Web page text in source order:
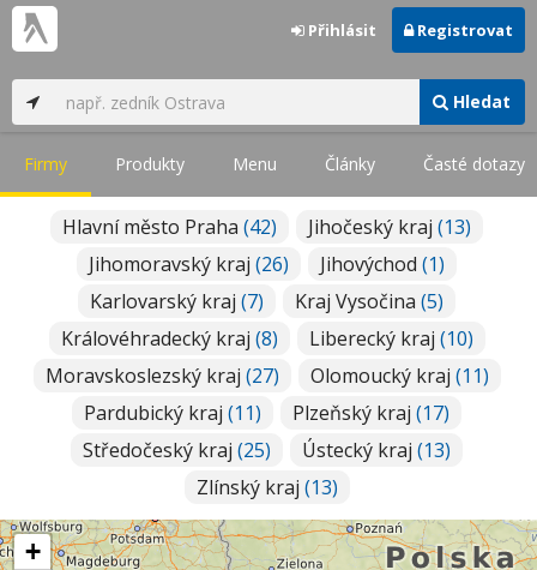
Hledat
Přihlásit Registrovat
Firmy Produkty Menu Články Časté dotazy
Hlavní město Praha (42) Jihočeský kraj (13)
Jihomoravský kraj (26) Jihovýchod (1)
Karlovarský kraj (7) Kraj Vysočina (5)
Královéhradecký kraj (8) Liberecký kraj (10)
Moravskoslezský kraj (27) Olomoucký kraj (11)
Pardubický kraj (11) Plzeňský kraj (17)
Středočeský kraj (25) Ústecký kraj (13)
Zlínský kraj (13)
+